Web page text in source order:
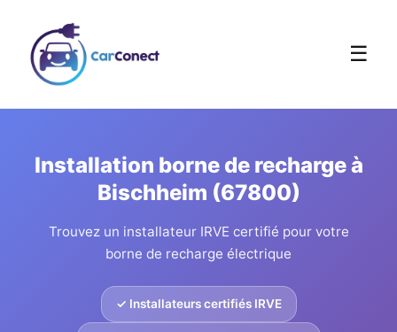
☰
Installation borne de recharge à
Bischheim (67800)
Trouvez un installateur IRVE certifié pour votre
borne de recharge électrique
✓ Installateurs certifiés IRVE